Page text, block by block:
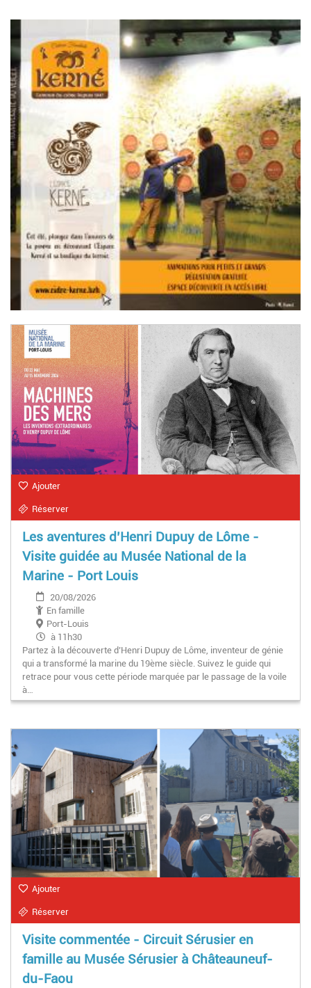
Ajouter
Réserver
Les aventures d’Henri Dupuy de Lôme -
Visite guidée au Musée National de la
Marine - Port Louis
20/08/2026
En famille
Port-Louis
à 11h30
Partez à la découverte d’Henri Dupuy de Lôme, inventeur de génie
qui a transformé la marine du 19ème siècle. Suivez le guide qui
retrace pour vous cette période marquée par le passage de la voile
à…
Ajouter
Réserver
Visite commentée - Circuit Sérusier en
famille au Musée Sérusier à Châteauneuf-
du-Faou